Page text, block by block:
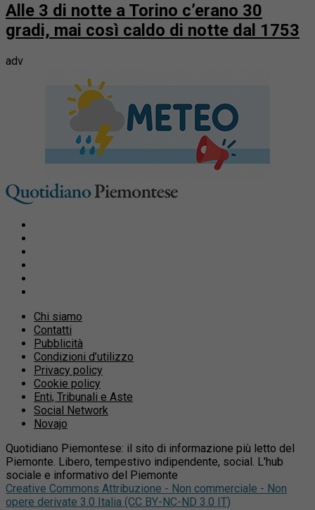
Alle 3 di notte a Torino c’erano 30
gradi, mai così caldo di notte dal 1753
adv
Chi siamo
Contatti
Pubblicità
Condizioni d’utilizzo
Privacy policy
Cookie policy
Enti, Tribunali e Aste
Social Network
Novajo
Quotidiano Piemontese: il sito di informazione più letto del
Piemonte. Libero, tempestivo indipendente, social. L'hub
sociale e informativo del Piemonte
Creative Commons Attribuzione - Non commerciale - Non
opere derivate 3.0 Italia (CC BY-NC-ND 3.0 IT)